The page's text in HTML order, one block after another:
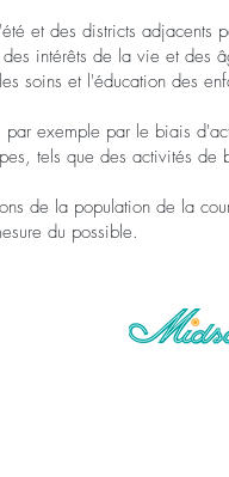
et des districts adjacents
intérêts de la vie et des
soins et l'éducation des
exemple par le biais
tels que des activités de
de la population de la
du possible.